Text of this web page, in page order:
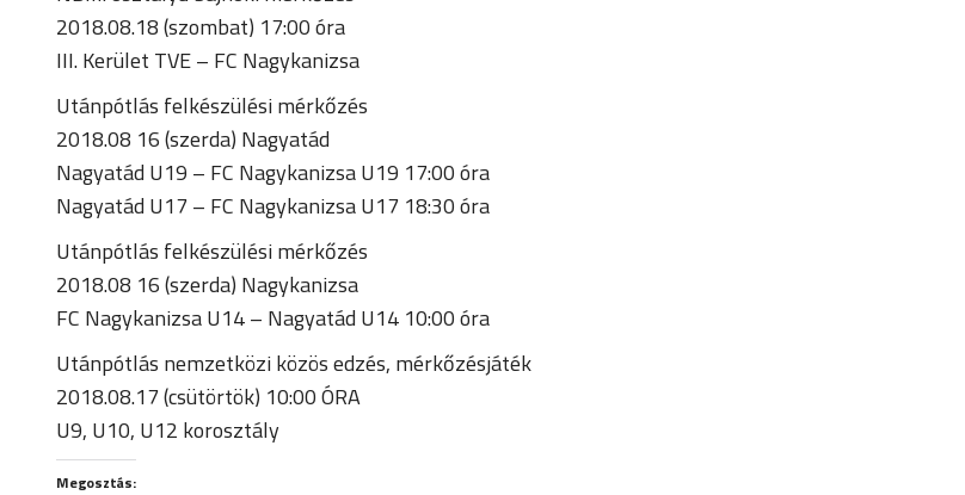
2018.08.18 (szombat) 17:00 óra
III. Kerület TVE – FC Nagykanizsa
Utánpótlás felkészülési mérkőzés
2018.08 16 (szerda) Nagyatád
Nagyatád U19 – FC Nagykanizsa U19 17:00 óra
Nagyatád U17 – FC Nagykanizsa U17 18:30 óra
Utánpótlás felkészülési mérkőzés
2018.08 16 (szerda) Nagykanizsa
FC Nagykanizsa U14 – Nagyatád U14 10:00 óra
Utánpótlás nemzetközi közös edzés, mérkőzésjáték
2018.08.17 (csütörtök) 10:00 ÓRA
U9, U10, U12 korosztály
Megosztás: